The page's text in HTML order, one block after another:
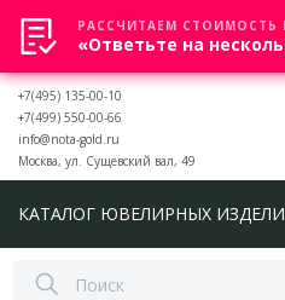
+7(495) 135-00-10
+7(499) 550-00-66
info@nota-gold.ru
Москва, ул. Сущевский вал, 49
КАТАЛОГ ЮВЕЛИРНЫХ
РАССЧИТАЕМ СТОИМОСТЬ
«Ответьте на